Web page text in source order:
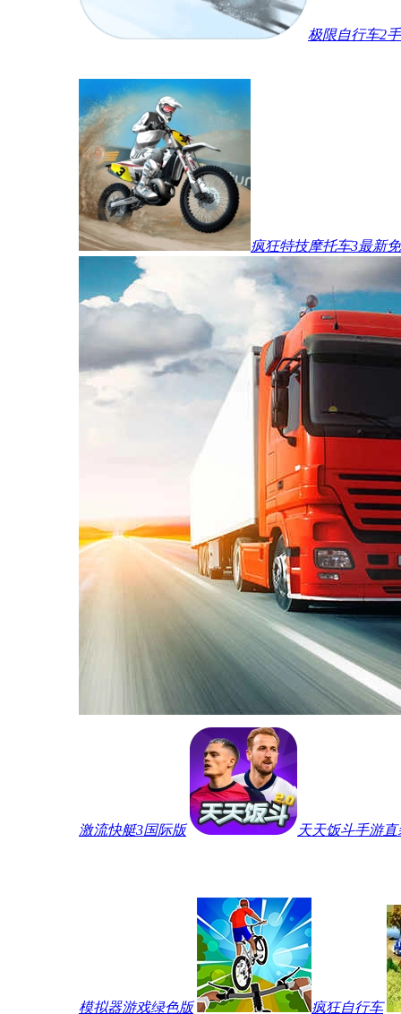
极限自行车2
疯狂特技摩托车3最新
激流快艇3国际版 天天饭斗手游直
模拟器游戏绿色版 疯狂自行车